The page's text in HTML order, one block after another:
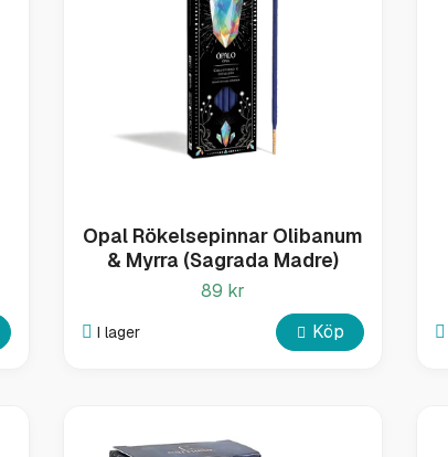
Opal Rökelsepinnar Olibanum
& Myrra (Sagrada Madre)
89 kr
I lager Köp